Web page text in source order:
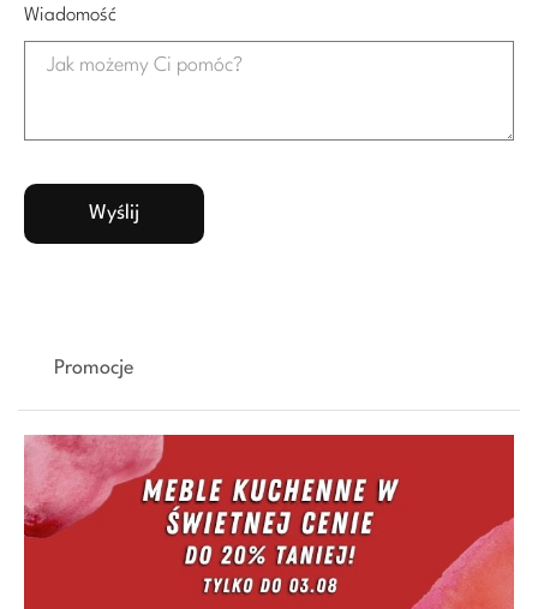
Wiadomość
Promocje